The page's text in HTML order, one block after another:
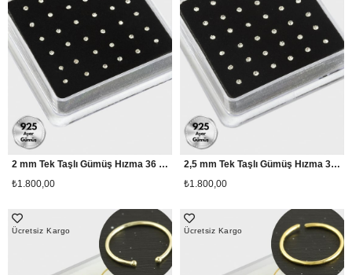
2 mm Tek Taşlı Gümüş Hızma 36 Adet
₺1.800,00
2,5 mm Tek Taşlı Gümüş Hızma 36 Adet
₺1.800,00
Ücretsiz Kargo Ücretsiz Kargo